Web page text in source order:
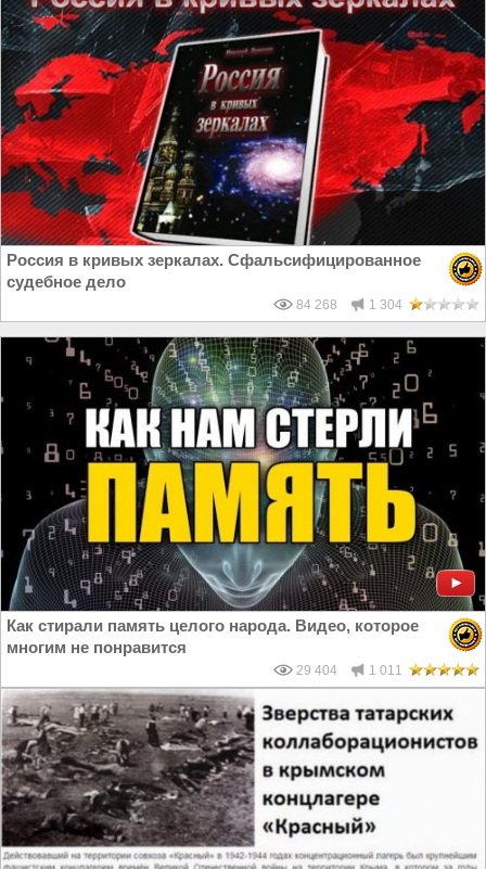
Россия в кривых зеркалах. Сфальсифицированное
судебное дело
84 268 1 304
Как стирали память целого народа. Видео, которое
многим не понравится
29 404 1 011